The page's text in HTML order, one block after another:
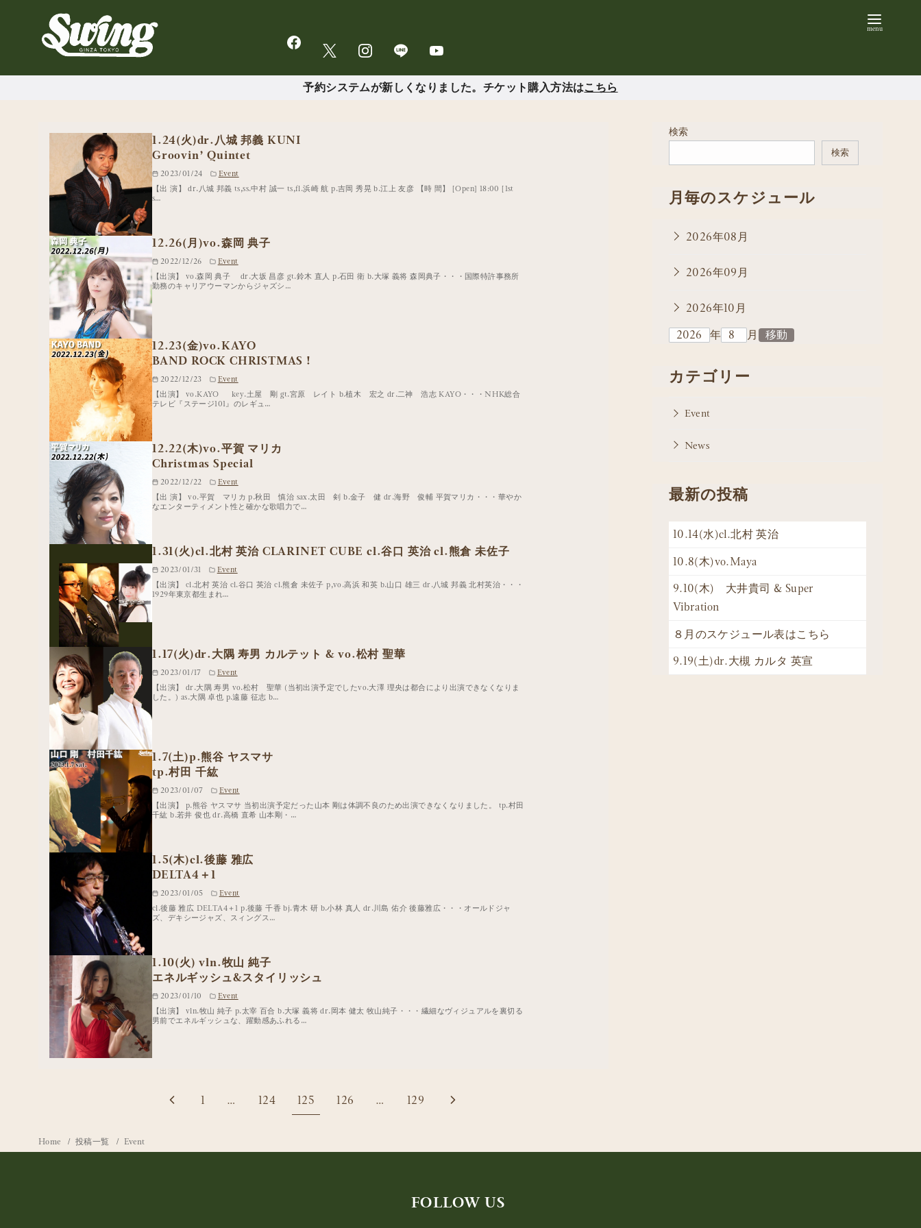
予約システムが新しくなりました。チケット購入方法はこちら
1.24(火)dr.八城 邦義 KUNI
Groovin’ Quintet
2023/01/24
Event
【出 演】 dr.八城 邦義 ts,ss.中村 誠一 ts,fl.浜崎 航 p.吉岡 秀晃 b.江上 友彦 【時 間】 [Open] 18:00 [1st
s…
12.26(月)vo.森岡 典子
2022/12/26
Event
【出演】 vo.森岡 典子 dr.大坂 昌彦 gt.鈴木 直人 p.石田 衛 b.大塚 義将 森岡典子・・・国際特許事務所
勤務のキャリアウーマンからジャズシ…
12.23(金)vo.KAYO
BAND ROCK CHRISTMAS !
2022/12/23
Event
【出演】 vo.KAYO key.土屋 剛 gt.宮原 レイト b.植木 宏之 dr.二神 浩志 KAYO・・・NHK総合
テレビ『ステージ101』のレギュ…
12.22(木)vo.平賀 マリカ
Christmas Special
2022/12/22
Event
【出 演】 vo.平賀 マリカ p.秋田 慎治 sax.太田 剣 b.金子 健 dr.海野 俊輔 平賀マリカ・・・華やか
なエンターティメント性と確かな歌唱力で…
1.31(火)cl.北村 英治 CLARINET CUBE cl.谷口 英治 cl.熊倉 未佐子
2023/01/31
Event
【出演】 cl.北村 英治 cl.谷口 英治 cl.熊倉 未佐子 p,vo.高浜 和英 b.山口 雄三 dr.八城 邦義 北村英治・・・
1929年東京都生まれ…
1.17(火)dr.大隅 寿男 カルテット & vo.松村 聖華
2023/01/17
Event
【出演】 dr.大隅 寿男 vo.松村 聖華 (当初出演予定でしたvo.大澤 理央は都合により出演できなくなりま
した。) as.大隅 卓也 p.遠藤 征志 b…
1.7(土)p.熊谷 ヤスマサ
tp.村田 千紘
2023/01/07
Event
【出演】 p.熊谷 ヤスマサ 当初出演予定だった山本 剛は体調不良のため出演できなくなりました。 tp.村田
千紘 b.若井 俊也 dr.高橋 直希 山本剛・…
1.5(木)cl.後藤 雅広
DELTA4＋1
2023/01/05
Event
cl.後藤 雅広 DELTA4＋1 p.後藤 千香 bj.青木 研 b.小林 真人 dr.川島 佑介 後藤雅広・・・オールドジャ
ズ、デキシージャズ、スィングス…
1.10(火) vln.牧山 純子
エネルギッシュ&スタイリッシュ
2023/01/10
Event
【出演】 vln.牧山 純子 p.太宰 百合 b.大塚 義将 dr.岡本 健太 牧山純子・・・繊細なヴィジュアルを裏切る
男前でエネルギッシュな、躍動感あふれる…
1 … 124 125 126 … 129
検索
検索
月毎のスケジュール
2026年08月
2026年09月
2026年10月
年
月
カテゴリー
Event
News
最新の投稿
10.14(水)cl.北村 英治
10.8(木)vo.Maya
9.10(木) 大井貴司 & Super
Vibration
８月のスケジュール表はこちら
9.19(土)dr.大槻 カルタ 英宣
Home 投稿一覧 Event
FOLLOW US